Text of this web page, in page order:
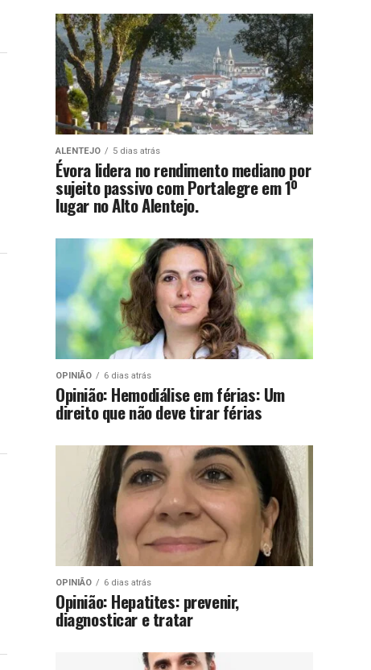
ALENTEJO 5 dias atrás
Évora lidera no rendimento mediano por
sujeito passivo com Portalegre em 1º
lugar no Alto Alentejo.
OPINIÃO 6 dias atrás
Opinião: Hemodiálise em férias: Um
direito que não deve tirar férias
OPINIÃO 6 dias atrás
Opinião: Hepatites: prevenir,
diagnosticar e tratar